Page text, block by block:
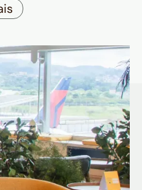
tem
mais
e vantagens
Internacional